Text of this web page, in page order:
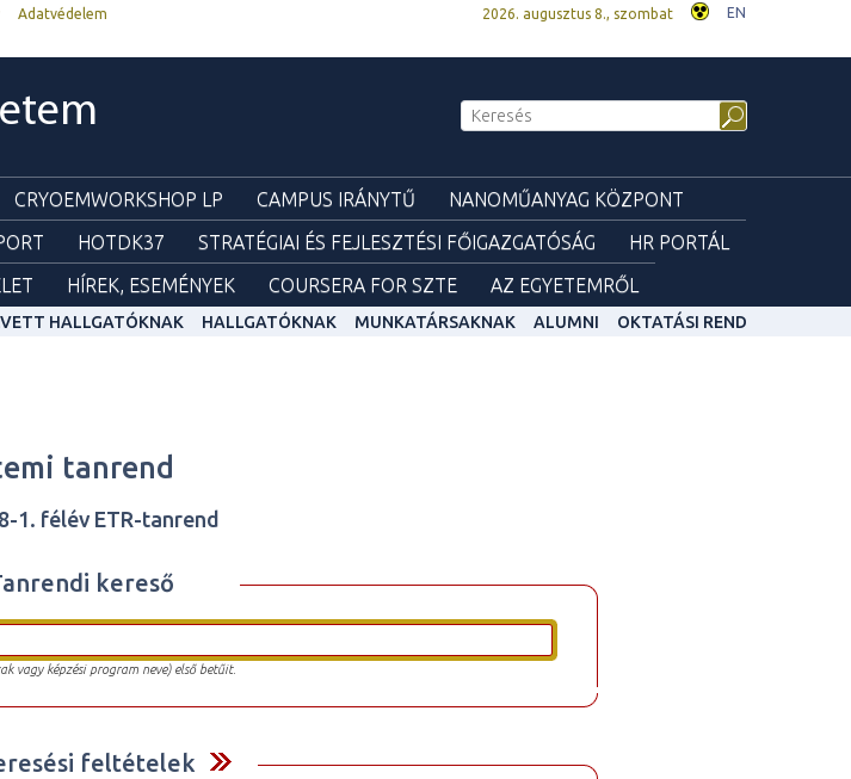
Adatvédelem
2026. augusztus 8., szombat EN
CRYOEMWORKSHOP LP CAMPUS IRÁNYTŰ
NANOMŰANYAG KÖZPONT
HOTDK37 STRATÉGIAI ÉS FEJLESZTÉSI FŐIGAZGATÓSÁG
HR PORTÁL
HÍREK, ESEMÉNYEK COURSERA FOR SZTE AZ EGYETEMRŐL
HALLGATÓKNAK HALLGATÓKNAK MUNKATÁRSAKNAK ALUMNI OKTATÁSI REND
tanrend
1. félév ETR-tanrend
kereső
vagy képzési program neve) első betűit.
feltételek